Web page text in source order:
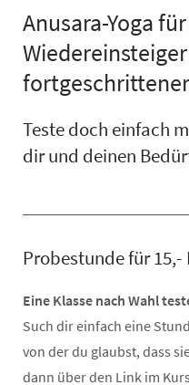
Anusara-Yoga
fortgeschrittener
Teste doch einfach
dir und deinen
Probestunde für 15,-
Eine Klasse nach Wahl
Such dir einfach eine
von der du glaubst, dass
dann über den Link im